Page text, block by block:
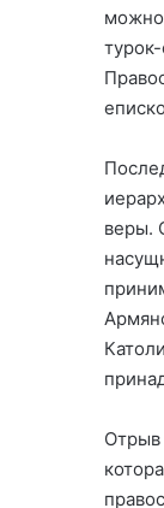
можно
веры.
Отрыв